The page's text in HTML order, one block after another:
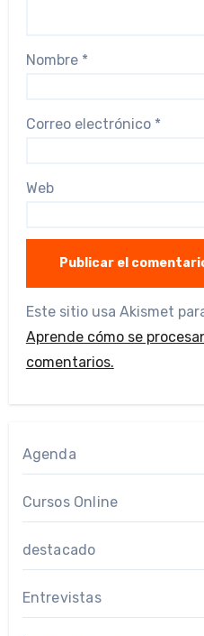
Nombre *
Correo electrónico *
Web
Este sitio usa Akismet
Aprende cómo se
comentarios.
Agenda
Cursos Online
destacado
Entrevistas